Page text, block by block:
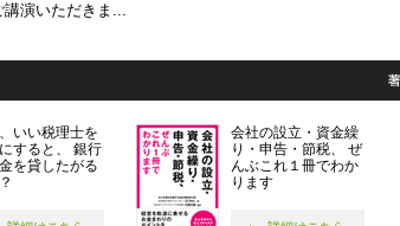
演いただきま...
いい税理士を
すると、 銀行
を貸したがる
会社の設立・資金繰
り・申告・節税、 ぜ
んぶこれ１冊でわか
ります